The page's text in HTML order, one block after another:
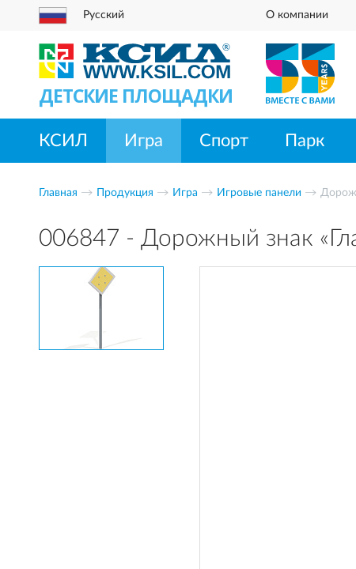
Русский О компании
ДЕТСКИЕ ПЛОЩАДКИ
КСИЛ Игра Спорт Парк
Главная Продукция Игра Игровые панели
006847 - Дорожный знак